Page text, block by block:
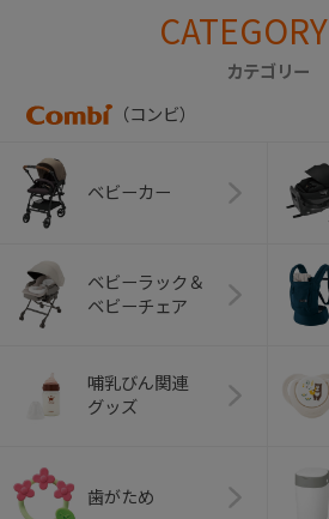
CATEGORY
カテゴリー
（コンビ）
ベビーカー
ベビーラック＆
ベビーチェア
哺乳びん関連
グッズ
歯がため